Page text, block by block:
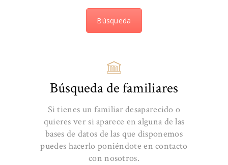
Búsqueda
Búsqueda de familiares
Si tienes un familiar desaparecido o
quieres ver si aparece en alguna de las
bases de datos de las que disponemos
puedes hacerlo poniéndote en contacto
con nosotros.